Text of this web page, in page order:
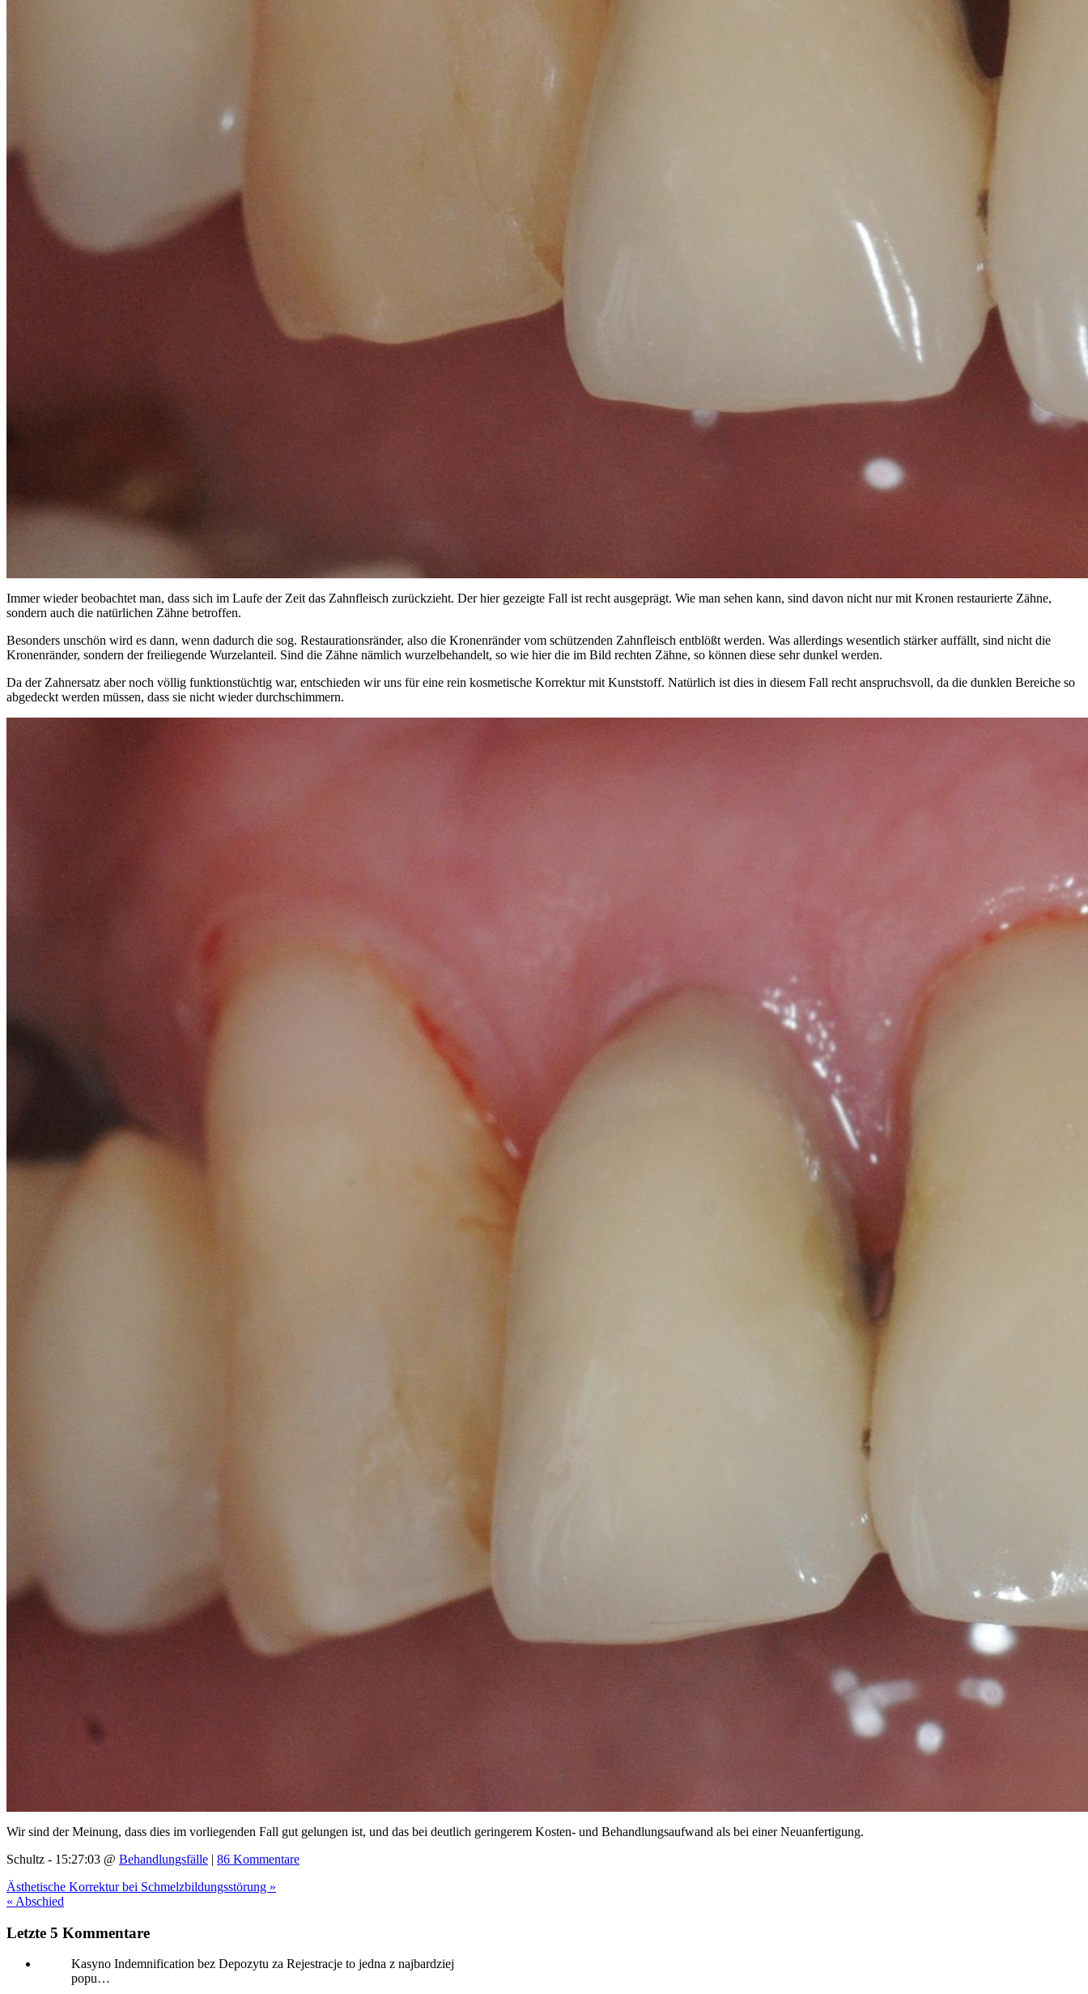
Immer wieder beobachtet man, dass sich im Laufe der Zeit das Zahnfleisch zurückzieht. Der hier gezeigte Fall ist recht ausgeprägt. Wie man sehen kann, sind davon nicht nur mit Kronen restaurierte Zähne,
sondern auch die natürlichen Zähne betroffen.
Besonders unschön wird es dann, wenn dadurch die sog. Restaurationsränder, also die Kronenränder vom schützenden Zahnfleisch entblößt werden. Was allerdings wesentlich stärker auffällt, sind nicht die
Kronenränder, sondern der freiliegende Wurzelanteil. Sind die Zähne nämlich wurzelbehandelt, so wie hier die im Bild rechten Zähne, so können diese sehr dunkel werden.
Da der Zahnersatz aber noch völlig funktionstüchtig war, entschieden wir uns für eine rein kosmetische Korrektur mit Kunststoff. Natürlich ist dies in diesem Fall recht anspruchsvoll, da die dunklen Bereiche so
abgedeckt werden müssen, dass sie nicht wieder durchschimmern.
Wir sind der Meinung, dass dies im vorliegenden Fall gut gelungen ist, und das bei deutlich geringerem Kosten- und Behandlungsaufwand als bei einer Neuanfertigung.
Schultz - 15:27:03 @ Behandlungsfälle | 86 Kommentare
Ästhetische Korrektur bei Schmelzbildungsstörung »
« Abschied
Letzte 5 Kommentare
Kasyno Indemnification bez Depozytu za Rejestracje to jedna z najbardziej
popu…